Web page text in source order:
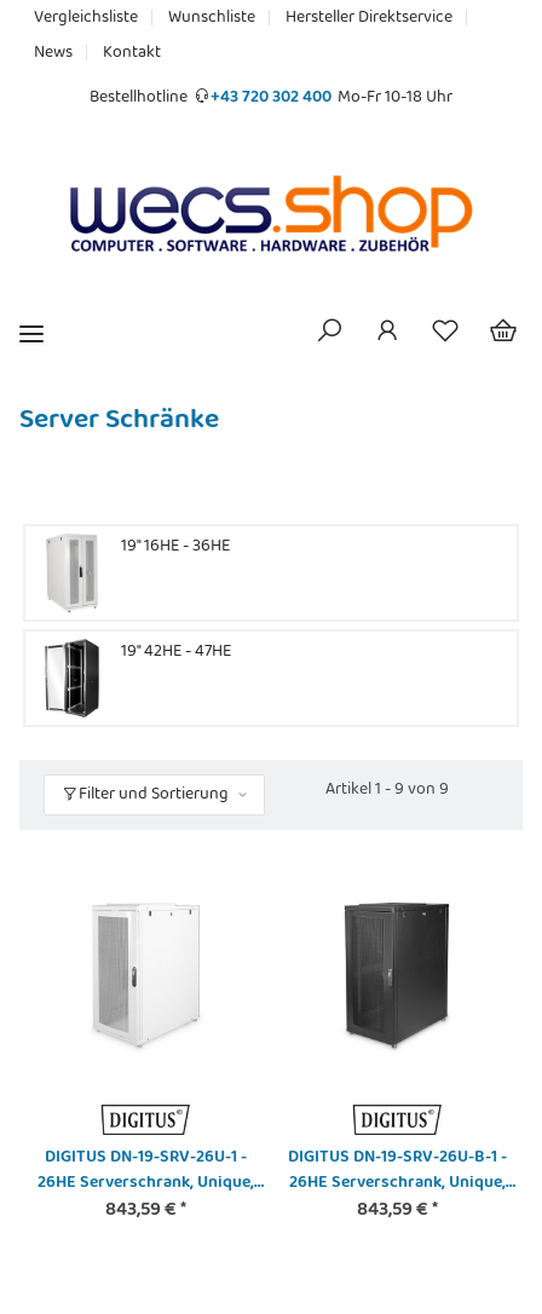
Vergleichsliste Wunschliste
Hersteller Direktservice
News
Kontakt
Bestellhotline
+43 720 302 400 Mo-Fr 10-18 Uhr
Server Schränke
19" 16HE - 36HE
19" 42HE - 47HE
Filter und Sortierung Artikel 1 - 9 von 9
DIGITUS DN-19-SRV-26U-1 -
26HE Serverschrank, Unique,
1340x600x1000 mm perforierte
843,59 €*
DIGITUS DN-19-SRV-26U-B-1 -
26HE Serverschrank, Unique,
1340x600x1000 mm perforierte
843,59 €*